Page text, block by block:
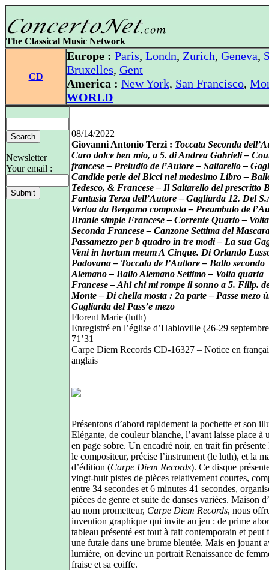
The Classical Music Network
CD
Europe : Paris, Londn, Zurich, Geneva,
Bruxelles, Gent
America : New York, San Francisco,
WORLD
Newsletter
Your email :
08/14/2022
Giovanni Antonio Terzi : Toccata Seconda
Caro dolce ben mio, a 5. di Andrea Gabrieli –
francese – Preludio de l’Autore – Saltarello –
Candide perle del Bicci nel medesimo Libro –
Tedesco, & Francese – Il Saltarello del prescritto
Fantasia Terza dell’Autore – Gagliarda 12. Del
Vertoa da Bergamo composta – Preambulo de
Branle simple Francese – Corrente Quarto – Volta
Seconda Francese – Canzone Settima del
Passamezzo per b quadro in tre modi – La sua
Veni in hortum meum A Cinque. Di Orlando
Padovana – Toccata de l’Auttore – Ballo secondo
Alemano – Ballo Alemano Settimo – Volta quarta
Francese – Ahi chi mi rompe il sonno a 5. Filip.
Monte – Di chella mosta : 2a parte – Passe mezo
Gagliarda del Pass’e mezo
Florent Marie (luth)
Enregistré en l’église d’Habloville (26‑29
71’31
Carpe Diem Records CD‑16327 – Notice en
anglais
Présentons d’abord rapidement la pochette et son
Elégante, de couleur blanche, l’avant laisse place à
en page sobre. Un encadré noir, en trait fin présente
le compositeur, précise l’instrument (le luth), et la
d’édition (Carpe Diem Records). Ce disque
vingt‑huit pistes de pièces relativement courtes,
entre 34 secondes et 6 minutes 41 secondes,
pièces de genre et suite de danses variées. Maison
au nom prometteur, Carpe Diem Records, nous
invention graphique qui invite au jeu : de prime
tableau présenté est tout à fait contemporain et peut
une futaie dans une brume bleutée. Mais en jouant
lumière, on devine un portrait Renaissance de
fraise et sa coiffe.